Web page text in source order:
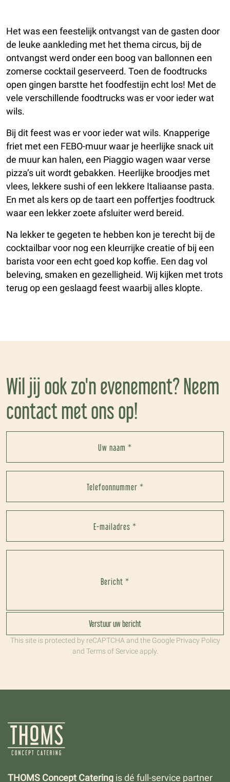
Het was een feestelijk ontvangst van de gasten door
de leuke aankleding met het thema circus, bij de
ontvangst werd onder een boog van ballonnen een
zomerse cocktail geserveerd. Toen de foodtrucks
open gingen barstte het foodfestijn echt los! Met de
vele verschillende foodtrucks was er voor ieder wat
wils.
Bij dit feest was er voor ieder wat wils. Knapperige
friet met een FEBO-muur waar je heerlijke snack uit
de muur kan halen, een Piaggio wagen waar verse
pizza’s uit wordt gebakken. Heerlijke broodjes met
vlees, lekkere sushi of een lekkere Italiaanse pasta.
En met als kers op de taart een poffertjes foodtruck
waar een lekker zoete afsluiter werd bereid.
Na lekker te gegeten te hebben kon je terecht bij de
cocktailbar voor nog een kleurrijke creatie of bij een
barista voor een echt goed kop koffie. Een dag vol
beleving, smaken en gezelligheid. Wij kijken met trots
terug op een geslaagd feest waarbij alles klopte.
Wil jij ook zo'n evenement? Neem
contact met ons op!
Uw naam *
Telefoonnummer *
E-mailadres *
Bericht *
Verstuur uw bericht
This site is protected by reCAPTCHA and the Google Privacy Policy
and Terms of Serviceapply.
THOMS Concept Catering is dé full-service partner